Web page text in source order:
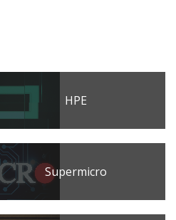
HPE
Supermicro